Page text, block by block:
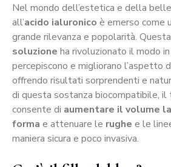
Nel mondo dell’estetica e della
all’acido ialuronico è emerso come
grande rilevanza e popolarità. Questa
soluzione ha rivoluzionato il modo
percepiscono e migliorano l’aspetto
offrendo risultati sorprendenti e
di questa sostanza biocompatibile,
consente di aumentare il volume
forma e attenuare le rughe e le
maniera sicura e poco invasiva.